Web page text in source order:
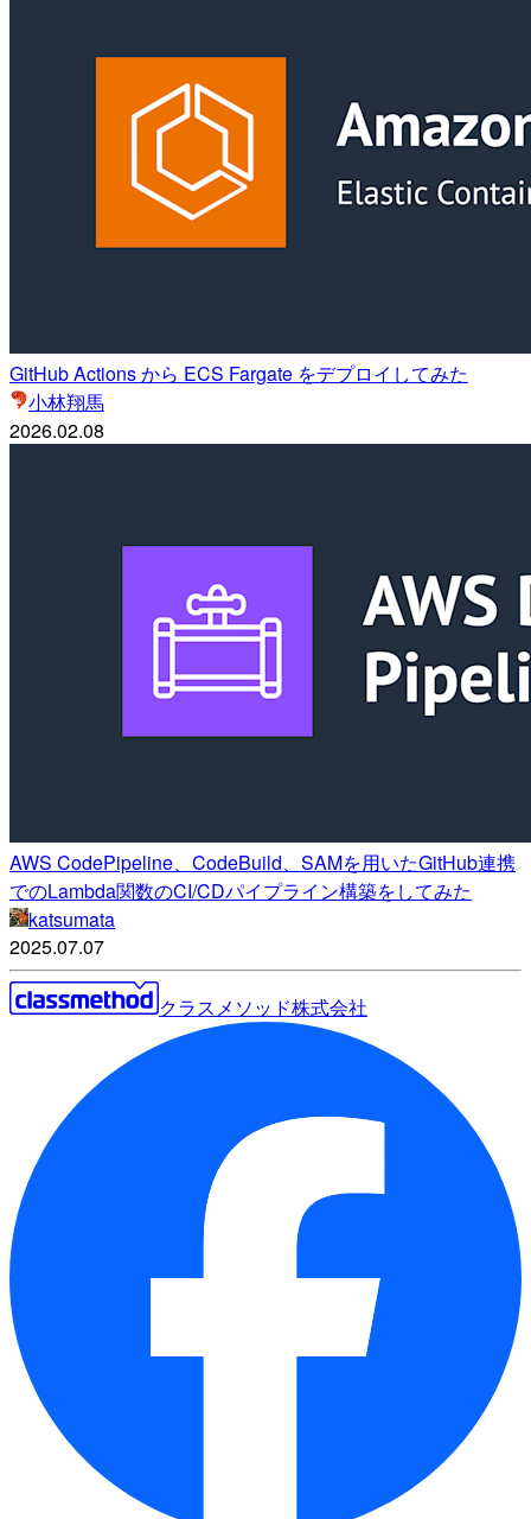
GitHub Actions から ECS Fargate をデプロイしてみた
小林翔馬
2026.02.08
AWS CodePipeline、CodeBuild、SAMを用いたGitHub連携
でのLambda関数のCI/CDパイプライン構築をしてみた
katsumata
2025.07.07
クラスメソッド株式会社